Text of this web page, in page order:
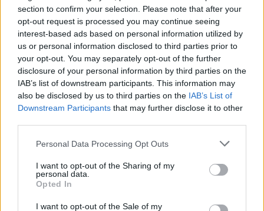
section to confirm your selection. Please note that after your
opt-out request is processed you may continue seeing
interest-based ads based on personal information utilized by
us or personal information disclosed to third parties prior to
your opt-out. You may separately opt-out of the further
disclosure of your personal information by third parties on the
IAB’s list of downstream participants. This information may
also be disclosed by us to third parties on the IAB’s List of
Downstream Participants that may further disclose it to other
Please note that this website/app uses one or more Google
not limited to your visit or usage behaviour. You may click to
grant or deny consent to Google and its third-party tags to
use your data for below specified purposes in below Google
consent section.
Personal Data Processing Opt Outs
I want to opt-out of the Sharing of my
personal data.
Opted In
I want to opt-out of the Sale of my